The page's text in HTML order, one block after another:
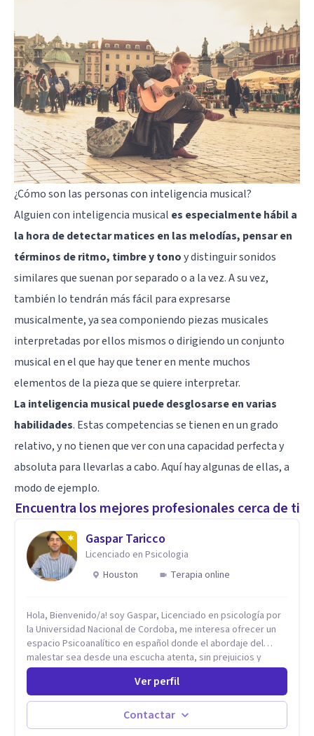
¿Cómo son las personas con inteligencia musical?
Alguien con inteligencia musical es especialmente hábil a
la hora de detectar matices en las melodías, pensar en
términos de ritmo, timbre y tonoy distinguir sonidos
similares que suenan por separado o a la vez. A su vez,
también lo tendrán más fácil para expresarse
musicalmente, ya sea componiendo piezas musicales
interpretadas por ellos mismos o dirigiendo un conjunto
musical en el que hay que tener en mente muchos
elementos de la pieza que se quiere interpretar.
La inteligencia musical puede desglosarse en varias
habilidades. Estas competencias se tienen en un grado
relativo, y no tienen que ver con una capacidad perfecta y
absoluta para llevarlas a cabo. Aquí hay algunas de ellas, a
modo de ejemplo.
Encuentra los mejores profesionales cerca de ti
Gaspar Taricco
Licenciado en Psicologia
Houston
Terapia online
Hola, Bienvenido/a! soy Gaspar, Licenciado en psicología por
la Universidad Nacional de Cordoba, me interesa ofrecer un
espacio Psicoanalítico en español donde el abordaje del
malestar sea desde una escucha atenta, sin prejuicios y
rescatando lo singular de cada caso, sin caer en etiquetas.
Considero que todas las personas en algún momento pueden
sufrir y cada una por cuestiones particulares, es en mi
espacio donde se le dará un lugar a esas cuestiones
singulares de cada uno, para luego generar cambios. Soy una
Ver perfil
Contactar